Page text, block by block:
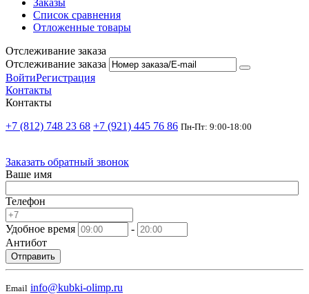
Заказы
Список сравнения
Отложенные товары
Отслеживание заказа
Отслеживание заказа
ВойтиРегистрация
Контакты
Контакты
+7 (812) 748 23 68 +7 (921) 445 76 86 Пн-Пт: 9:00-18:00
Заказать обратный звонок
Ваше имя
Телефон
Удобное время
-
Антибот
Отправить
Email info@kubki-olimp.ru